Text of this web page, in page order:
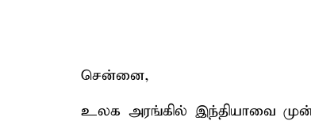
சென்னை,
உலக அரங்கில் இந்தியாவை